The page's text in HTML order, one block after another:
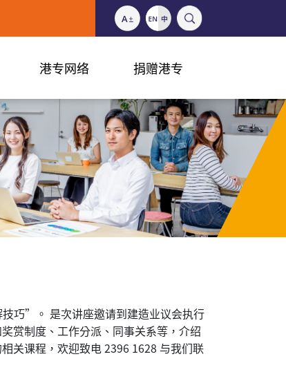
港专网络 捐赠港专
巧”。 是次讲座邀请到建造业议会执行
赏制度、工作分派、同事关系等，介绍
关课程，欢迎致电 2396 1628 与我们联